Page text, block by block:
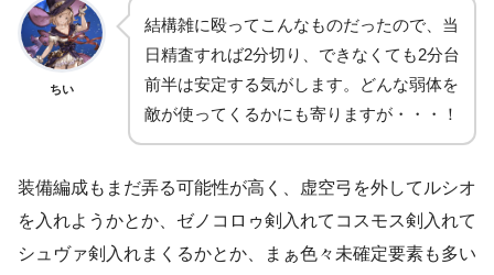
ちい
結構雑に殴ってこんなものだったので、当
日精査すれば2分切り、できなくても2分台
前半は安定する気がします。どんな弱体を
敵が使ってくるかにも寄りますが・・・！
装備編成もまだ弄る可能性が高く、虚空弓を外してルシオ
を入れようかとか、ゼノコロゥ剣入れてコスモス剣入れて
シュヴァ剣入れまくるかとか、まぁ色々未確定要素も多い